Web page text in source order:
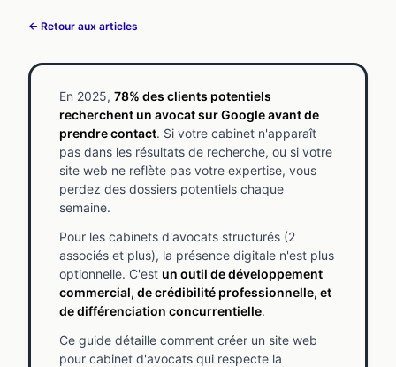
← Retour aux articles
En 2025, 78% des clients potentiels
recherchent un avocat sur Google avant de
prendre contact. Si votre cabinet n'apparaît
pas dans les résultats de recherche, ou si votre
site web ne reflète pas votre expertise, vous
perdez des dossiers potentiels chaque
semaine.
Pour les cabinets d'avocats structurés (2
associés et plus), la présence digitale n'est plus
optionnelle. C'est un outil de développement
commercial, de crédibilité professionnelle, et
de différenciation concurrentielle.
Ce guide détaille comment créer un site web
pour cabinet d'avocats qui respecte la